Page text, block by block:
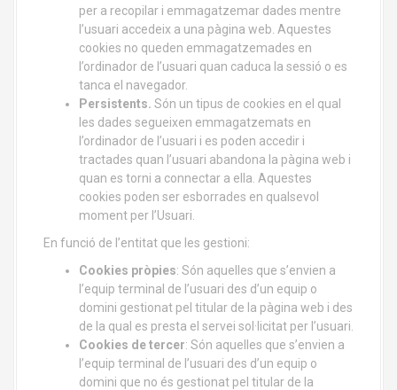
per a recopilar i emmagatzemar dades mentre
l’usuari accedeix a una pàgina web. Aquestes
cookies no queden emmagatzemades en
l’ordinador de l’usuari quan caduca la sessió o es
tanca el navegador.
Persistents. Són un tipus de cookies en el qual
les dades segueixen emmagatzemats en
l’ordinador de l’usuari i es poden accedir i
tractades quan l’usuari abandona la pàgina web i
quan es torni a connectar a ella. Aquestes
cookies poden ser esborrades en qualsevol
moment per l’Usuari.
En funció de l’entitat que les gestioni:
Cookies pròpies: Són aquelles que s’envien a
l’equip terminal de l’usuari des d’un equip o
domini gestionat pel titular de la pàgina web i des
de la qual es presta el servei sol·licitat per l’usuari.
Cookies de tercer: Són aquelles que s’envien a
l’equip terminal de l’usuari des d’un equip o
domini que no és gestionat pel titular de la